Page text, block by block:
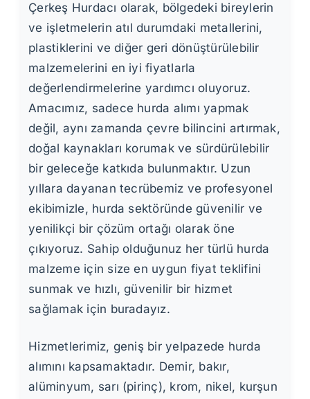
Çerkeş Hurdacı olarak, bölgedeki bireylerin
ve işletmelerin atıl durumdaki metallerini,
plastiklerini ve diğer geri dönüştürülebilir
malzemelerini en iyi fiyatlarla
değerlendirmelerine yardımcı oluyoruz.
Amacımız, sadece hurda alımı yapmak
değil, aynı zamanda çevre bilincini artırmak,
doğal kaynakları korumak ve sürdürülebilir
bir geleceğe katkıda bulunmaktır. Uzun
yıllara dayanan tecrübemiz ve profesyonel
ekibimizle, hurda sektöründe güvenilir ve
yenilikçi bir çözüm ortağı olarak öne
çıkıyoruz. Sahip olduğunuz her türlü hurda
malzeme için size en uygun fiyat teklifini
sunmak ve hızlı, güvenilir bir hizmet
sağlamak için buradayız.
Hizmetlerimiz, geniş bir yelpazede hurda
alımını kapsamaktadır. Demir, bakır,
alüminyum, sarı (pirinç), krom, nikel, kurşun